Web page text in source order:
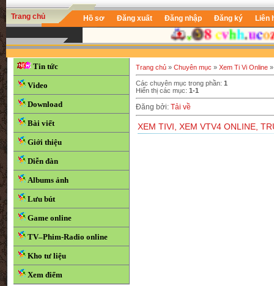
Trang chủ Hồ sơ Đăng xuất Đăng nhập Đăng ký Liên
Tin tức
Video
Download
Bài viết
Giới thiệu
Diễn đàn
Albums ảnh
Lưu bút
Game online
TV–Phim-Radio online
Kho tư liệu
Xem điểm
Trang chủ» Chuyên mục » Xem Ti Vi Online»
Các chuyên mục trong phần: 1
Hiển thị các mục: 1-1
Đăng bởi: Tải về
XEM TIVI, XEM VTV4 ONLINE,